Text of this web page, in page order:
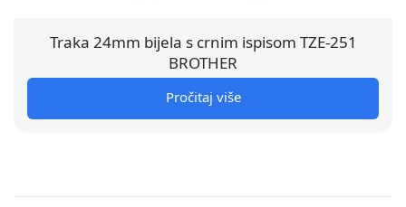
Traka 24mm bijela s crnim ispisom TZE-251
BROTHER
Pročitaj više